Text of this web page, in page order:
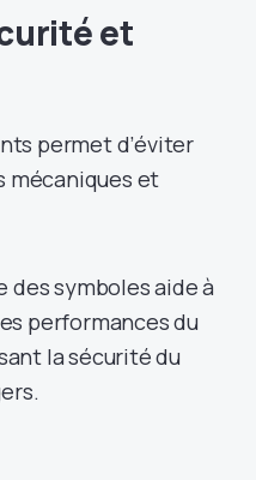
et
permet d’éviter
mécaniques et
des symboles aide à
performances du
la sécurité du